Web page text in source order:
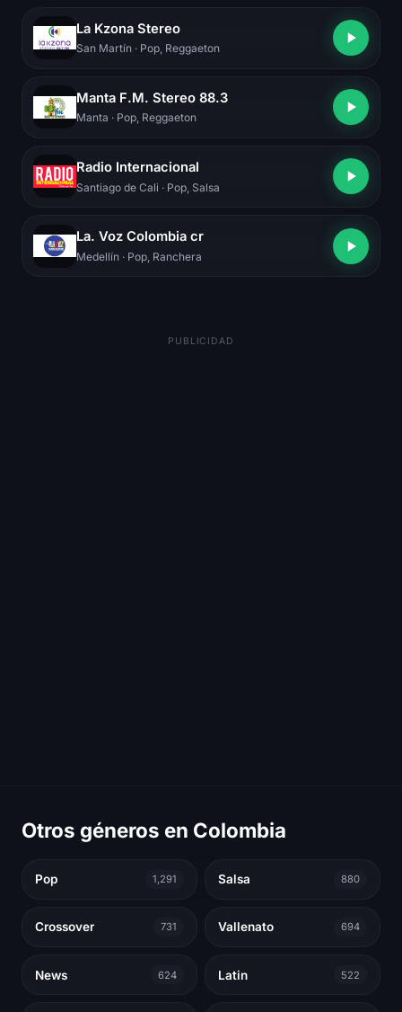
La Kzona Stereo
San Martín · Pop, Reggaeton
Manta F.M. Stereo 88.3
Manta · Pop, Reggaeton
Radio Internacional
Santiago de Cali · Pop, Salsa
La. Voz Colombia cr
Medellín · Pop, Ranchera
PUBLICIDAD
Otros géneros en Colombia
Pop 1,291 Salsa 880
Crossover 731 Vallenato 694
News 624 Latin 522